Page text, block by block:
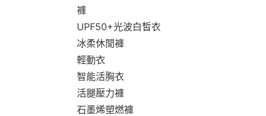
褲
UPF50+光波白皙衣
冰柔休閒褲
輕動衣
智能活胸衣
活腿壓力褲
石墨烯塑燃褲